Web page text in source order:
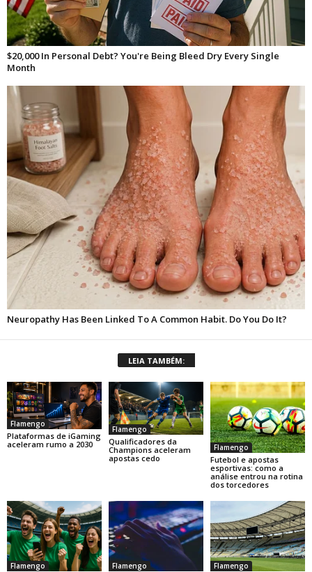
LEIA TAMBÉM:
Flamengo
Plataformas de iGaming
aceleram rumo a 2030
Flamengo
Qualificadores da
Champions aceleram
apostas cedo
Flamengo
Futebol e apostas
esportivas: como a
análise entrou na rotina
dos torcedores
Flamengo Flamengo Flamengo